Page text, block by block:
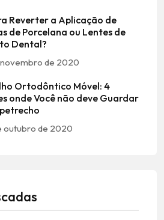
Reverter a Aplicação de
de Porcelana ou Lentes de
Dental?
de 2020
Ortodôntico Móvel: 4
onde Você não deve Guardar
outubro de 2020